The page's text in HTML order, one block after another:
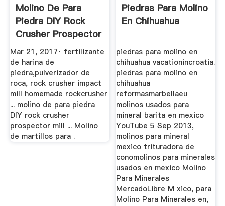
Molino De Para
Piedra DIY Rock
Crusher Prospector
Mill ...
Mar 21, 2017· fertilizante
de harina de
piedra,pulverizador de
roca, rock crusher impact
mill homemade rockcrusher
... molino de para piedra
DIY rock crusher
prospector mill ... Molino
de martillos para .
Piedras Para Molino
En Chihuahua
piedras para molino en
chihuahua vacationincroatia.
piedras para molino en
chihuahua
reformasmarbellaeu
molinos usados para
mineral barita en mexico
YouTube 5 Sep 2013,
molinos para mineral
mexico trituradora de
conomolinos para minerales
usados en mexico Molino
Para Minerales
MercadoLibre M xico, para
Molino Para Minerales en,